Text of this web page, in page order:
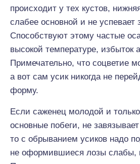
происходит у тех кустов,
слабее основной и не успевает
Способствуют этому частые
высокой температуре, избыток
Примечательно, что соцветие
а вот сам усик никогда не
форму.
Если саженец молодой и
основные побеги, не
то с обрыванием усиков надо
не оформившиеся лозы слабы,